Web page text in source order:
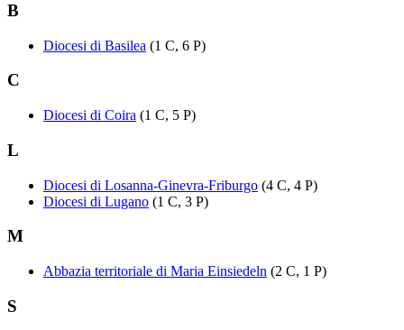
B
Diocesi di Basilea (1 C, 6 P)
C
Diocesi di Coira (1 C, 5 P)
L
Diocesi di Losanna-Ginevra-Friburgo (4 C, 4 P)
Diocesi di Lugano (1 C, 3 P)
M
Abbazia territoriale di Maria Einsiedeln (2 C, 1 P)
S